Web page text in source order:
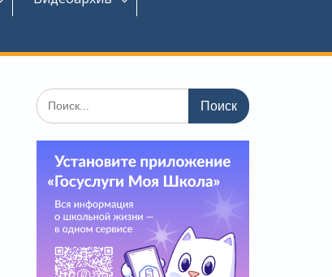
Поиск
по: